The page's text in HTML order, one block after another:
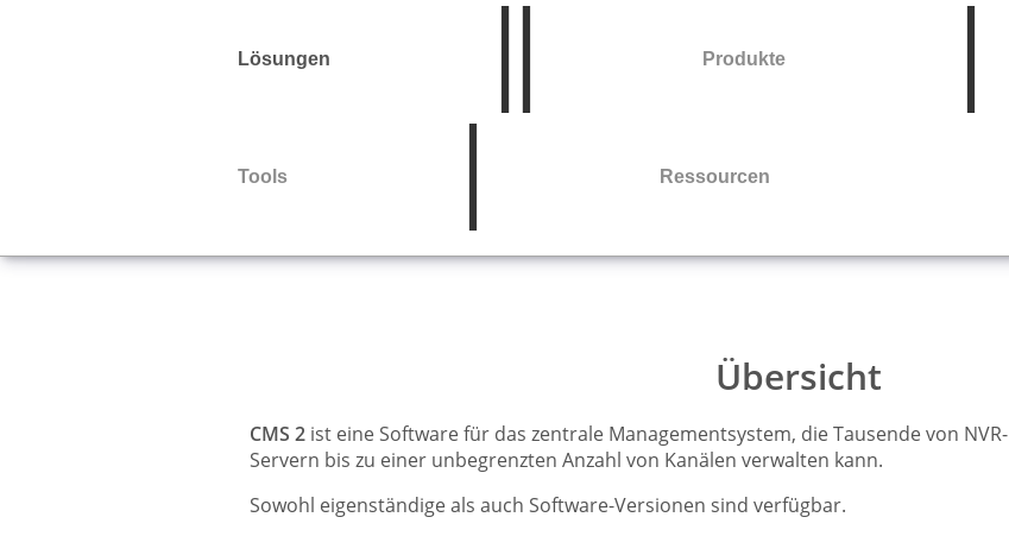
Lösungen Produkte
Tools Ressourcen
Übersicht
CMS 2ist eine Software für das zentrale Managementsystem, die Tausende von NVR-
Servern bis zu einer unbegrenzten Anzahl von Kanälen verwalten kann.
Sowohl eigenständige als auch Software-Versionen sind verfügbar.